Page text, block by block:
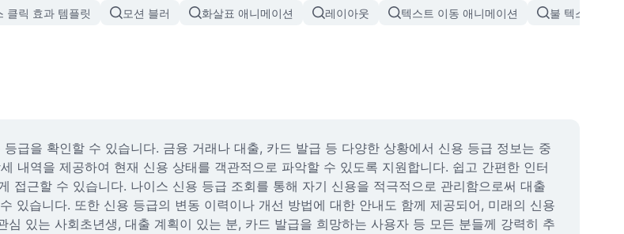
클릭 효과 템플릿 모션 블러 화살표 애니메이션 레이아웃 텍스트 이동 애니메이션 불 텍스트 애
급을 확인할 수 있습니다. 금융 거래나 대출, 카드 발급 등 다양한 상황에서 신용 등급 정보는 중
내역을 제공하여 현재 신용 상태를 객관적으로 파악할 수 있도록 지원합니다. 쉽고 간편한 인터
접근할 수 있습니다. 나이스 신용 등급 조회를 통해 자기 신용을 적극적으로 관리함으로써 대출
있습니다. 또한 신용 등급의 변동 이력이나 개선 방법에 대한 안내도 함께 제공되어, 미래의 신용
있는 사회초년생, 대출 계획이 있는 분, 카드 발급을 희망하는 사용자 등 모든 분들께 강력히 추